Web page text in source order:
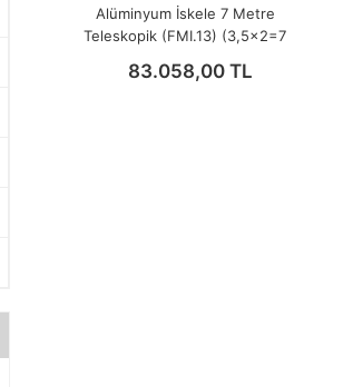
Alüminyum İskele 7 Metre
Teleskopik (FMI.13) (3,5x2=7
83.058,00 TL